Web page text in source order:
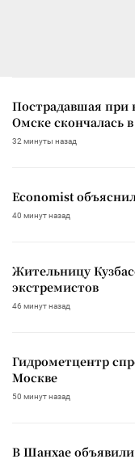
Пострадавшая при
Омске скончалась
32 минуты назад
Economist
40 минут назад
Жительницу
экстремистов
46 минут назад
Гидрометцентр
Москве
50 минут назад
В Шанхае